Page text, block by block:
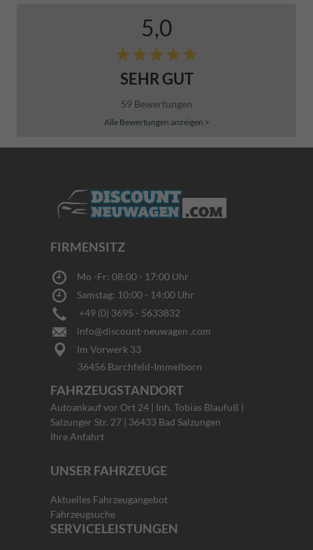
5,0
SEHR GUT
59 Bewertungen
Alle Bewertungen anzeigen >
FIRMENSITZ
Mo -Fr: 08:00 - 17:00 Uhr
Samstag: 10:00 - 14:00 Uhr
+49 (0) 3695 - 5633832
info@discount-neuwagen .com
Im Vorwerk 33
36456 Barchfeld-Immelborn
FAHRZEUGSTANDORT
Autoankauf vor Ort 24 | Inh. Tobias Blaufuß |
Salzunger Str. 27 | 36433 Bad Salzungen
Ihre Anfahrt
UNSER FAHRZEUGE
Aktuelles Fahrzeugangebot
Fahrzeugsuche
SERVICELEISTUNGEN